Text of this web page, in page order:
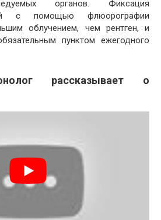
органов. Фиксация
с помощью флюорографии
облучением, чем рентген, и
пунктом ежегодного
рассказывает о